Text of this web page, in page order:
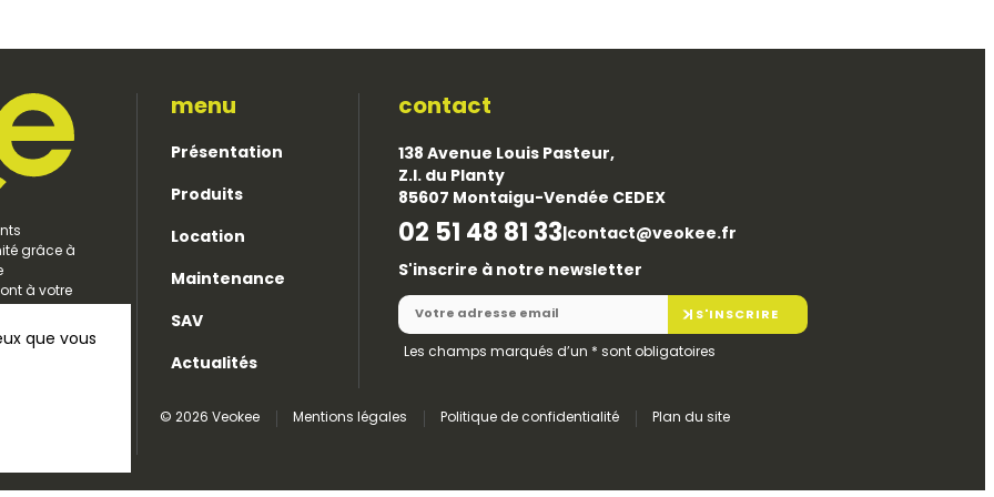
grâce à
à votre
menu
Présentation
Produits
Location
Maintenance
SAV
Actualités
contact
138 Avenue Louis Pasteur,
Z.I. du Planty
85607 Montaigu-Vendée CEDEX
02 51 48 81 33 contact@veokee.fr
S'inscrire à notre newsletter
S'INSCRIRE
Les champs marqués d’un * sont obligatoires
© 2026 Veokee Mentions légales Politique de confidentialité Plan du site
que vous